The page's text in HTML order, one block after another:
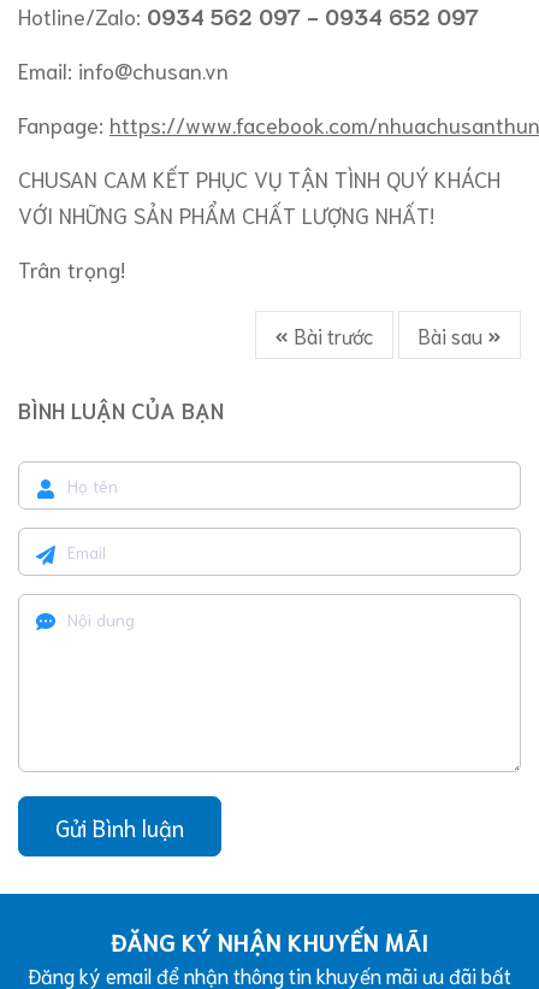
Hotline/Zalo: 0934 562 097 - 0934 652 097
Email: info@chusan.vn
Fanpage: https://www.facebook.com/
CHUSAN CAM KẾT PHỤC VỤ TẬN TÌNH QUÝ KHÁCH
VỚI NHỮNG SẢN PHẨM CHẤT LƯỢNG NHẤT!
Trân trọng!
Bài trước Bài sau
BÌNH LUẬN CỦA BẠN
Gửi Bình luận
ĐĂNG KÝ NHẬN KHUYẾN MÃI
Đăng ký email để nhận thông tin khuyến mãi ưu đãi bất